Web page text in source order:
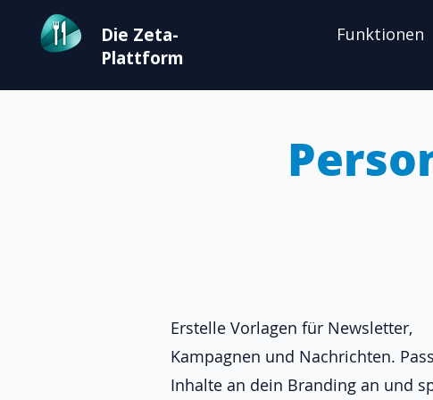
Die Zeta-
Plattform
Funktionen
Erstelle Vorlagen für Newsletter,
Kampagnen und Nachrichten.
Inhalte an dein Branding an und